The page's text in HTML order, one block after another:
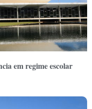
em regime escolar